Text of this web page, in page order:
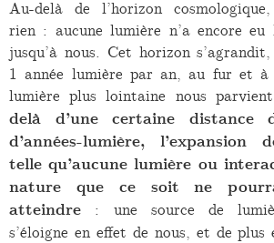
Au-delà de l’horizon
rien : aucune lumière n’a encore
jusqu’à nous. Cet horizon
1 année lumière par an, au fur et à
lumière plus lointaine nous
delà d’une certaine distance
d’années-lumière, l’expansion
telle qu’aucune lumière ou
nature que ce soit ne
atteindre : une source de
s’éloigne en effet de nous, et de